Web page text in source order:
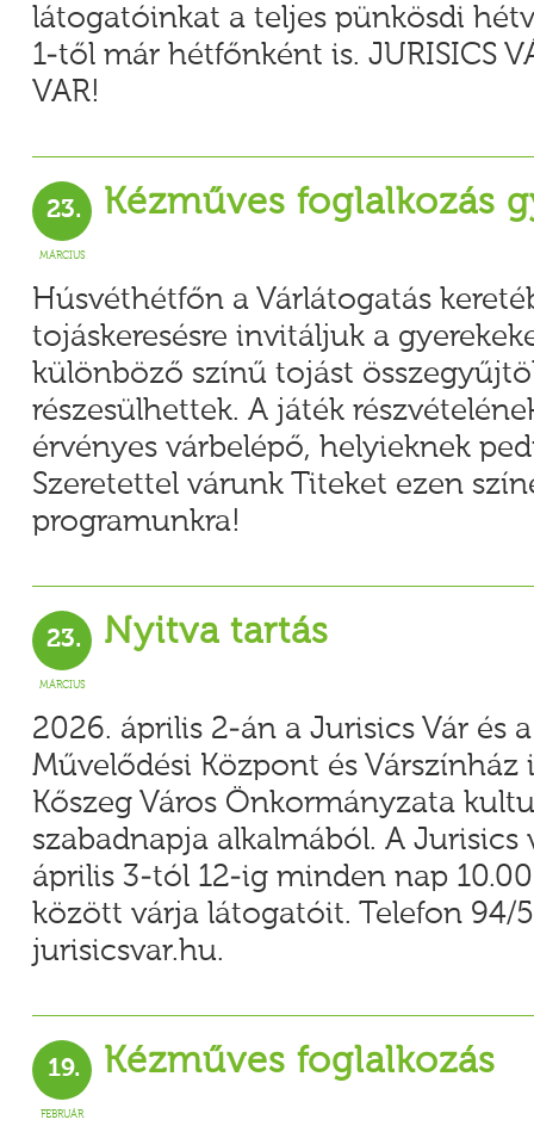
látogatóinkat a teljes pünkösdi
1-től már hétfőnként is. JURISICS
VAR!
23.
MÁRCIUS
Kézműves foglalkozás
Húsvéthétfőn a Várlátogatás
tojáskeresésre invitáljuk a
különböző színű tojást
részesülhettek. A játék
érvényes várbelépő, helyieknek
Szeretettel várunk Titeket ezen
programunkra!
23.
MÁRCIUS
Nyitva tartás
2026. április 2-án a Jurisics Vár és
Művelődési Központ és Várszínház
Kőszeg Város Önkormányzata
szabadnapja alkalmából. A Jurisics
április 3-tól 12-ig minden nap 10.00
között várja látogatóit. Telefon 94/
jurisicsvar.hu.
19.
FEBRUÁR
Kézműves foglalkozás